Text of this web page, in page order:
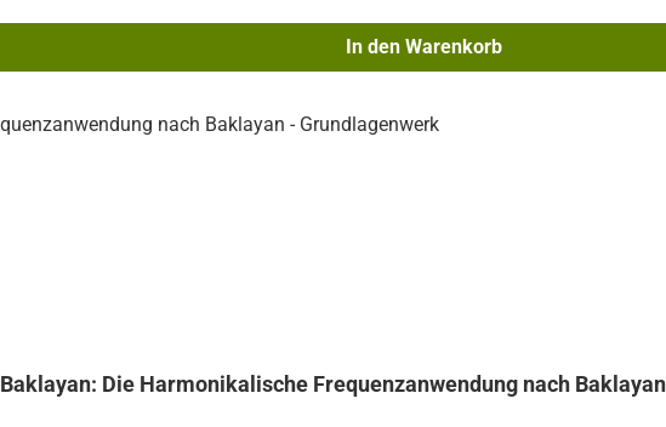
In den Warenkorb
Baklayan: Die Harmonikalische Frequenzanwendung nach